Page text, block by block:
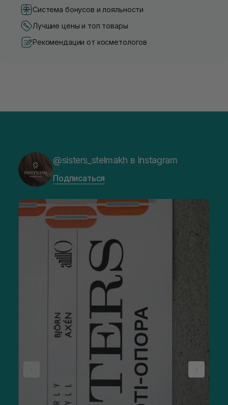
Система бонусов и лояльности
Лучшие цены и топ товары
Рекомендации от косметологов
@sisters_stelmakh в Instagram
Подписаться